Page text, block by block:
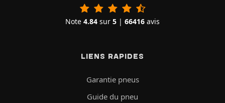
Note 4.84 sur 5 | 66416 avis
LIENS RAPIDES
Garantie pneus
Guide du pneu